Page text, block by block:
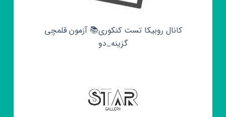
کانال روبیکا تست کنکوری📚 آزمون قلمچی‌‌
گزینه_دو